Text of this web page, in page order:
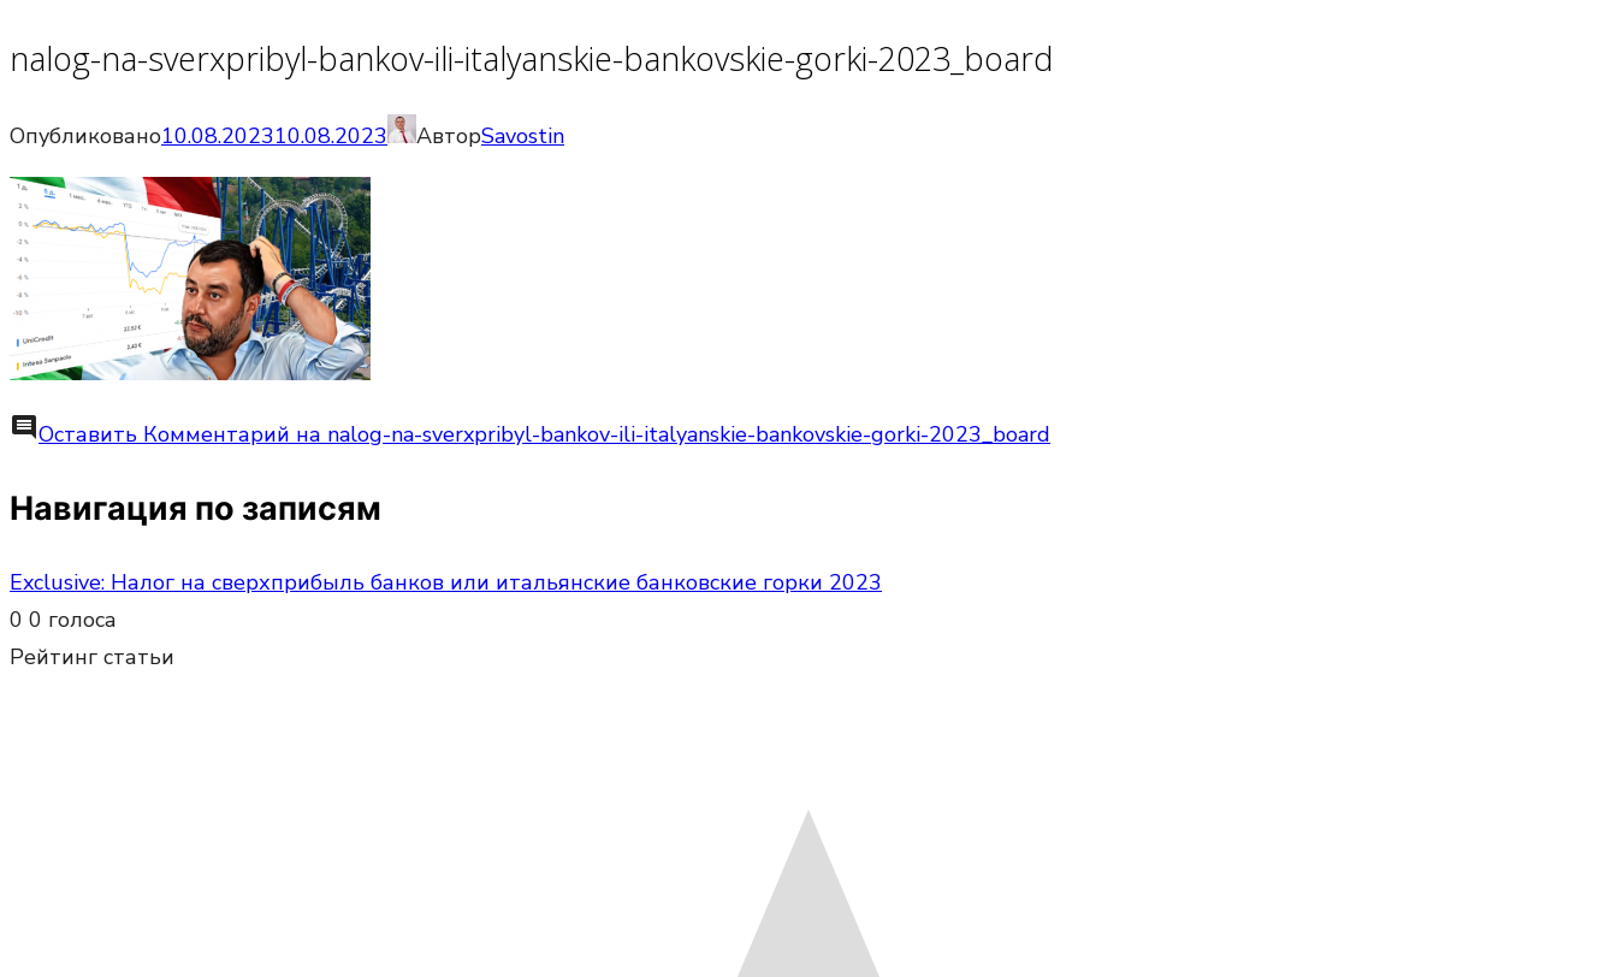
nalog-na-sverxpribyl-bankov-ili-italyanskie-bankovskie-gorki-2023_board
Опубликовано10.08.202310.08.2023 АвторSavostin
commentОставить Комментарий на nalog-na-sverxpribyl-bankov-ili-italyanskie-bankovskie-gorki-2023_board
Навигация по записям
Exclusive: Налог на сверхприбыль банков или итальянские банковские горки 2023
0 0 голоса
Рейтинг статьи